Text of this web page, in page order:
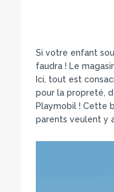
Si votre enfant
faudra ! Le
Ici, tout est
pour la propreté,
Playmobil ! Cette
parents veulent y